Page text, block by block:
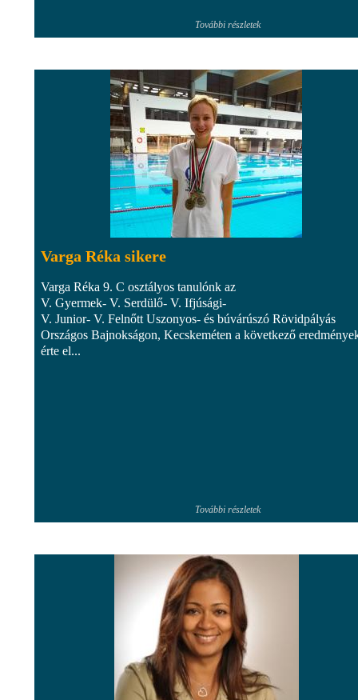
További részletek
Varga Réka sikere
Varga Réka 9. C osztályos tanulónk az
V. Gyermek- V. Serdülő- V. Ifjúsági-
V. Junior- V. Felnőtt Uszonyos- és búvárúszó Rövidpályás
Országos Bajnokságon, Kecskeméten a következő
érte el...
További részletek